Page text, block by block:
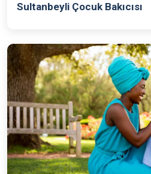
Sultanbeyli Çocuk Bakıcısı